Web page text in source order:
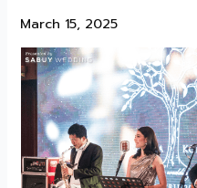
March 15, 2025